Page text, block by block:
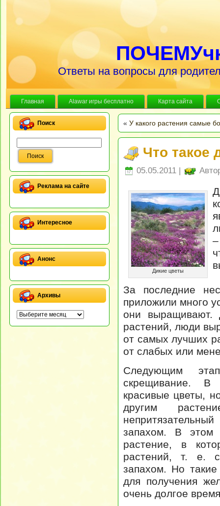
Ответы на вопросы для
Главная Alawar игры бесплатно Карта сайта
Поиск
Реклама на сайте
Интересное
Анонс
Архивы
« У какого растения самые
Что такое
05.05.2011 |
Дикие цветы
За последние
приложили много
они выращивают.
растений, люди
от самых лучших
от слабых или
Следующим
скрещивание.
красивые цветы,
другим
запахом. В этом
растение, в
растений, т. е.
запахом. Но
для получения
очень долгое